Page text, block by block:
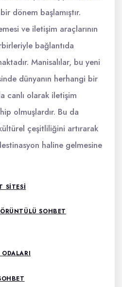
dönem başlamıştır.
ve iletişim araçlarının
bağlantıda
Manisalılar, bu yeni
dünyanın herhangi bir
canlı olarak iletişim
olmuşlardır. Bu da
çeşitliliğini artırarak
haline gelmesine
SITESI
SOHBET